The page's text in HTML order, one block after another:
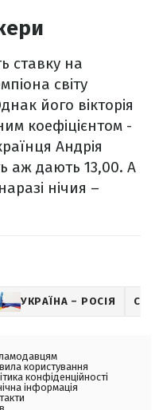
ставку на
світу
його вікторія
коефіцієнтом -
Андрія
аж дають 13,00. А
нічия –
УКРАЇНА – РОСІЯ
користування
конфіденційності
інформація